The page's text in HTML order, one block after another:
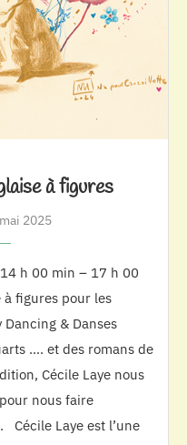
à figures
2025
h 00 min – 17 h 00
à figures pour les
& Danses
…. et des romans de
Cécile Laye nous
nous faire
Cécile Laye est l’une